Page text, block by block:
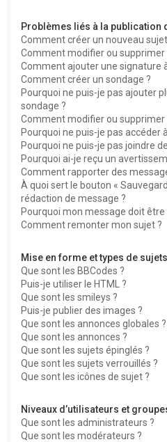
Problèmes liés à la publication
Comment créer un nouveau
Comment modifier ou supprimer
Comment ajouter une signature
Comment créer un sondage ?
Pourquoi ne puis-je pas ajouter
sondage ?
Comment modifier ou supprimer
Pourquoi ne puis-je pas accéder
Pourquoi ne puis-je pas joindre
Pourquoi ai-je reçu un
Comment rapporter des
À quoi sert le bouton «
rédaction de message ?
Pourquoi mon message doit être
Comment remonter mon sujet ?
Mise en forme et types de sujets
Que sont les BBCodes ?
Puis-je utiliser le HTML ?
Que sont les smileys ?
Puis-je publier des images ?
Que sont les annonces globales ?
Que sont les annonces ?
Que sont les sujets épinglés ?
Que sont les sujets verrouillés ?
Que sont les icônes de sujet ?
Niveaux d’utilisateurs et
Que sont les administrateurs ?
Que sont les modérateurs ?